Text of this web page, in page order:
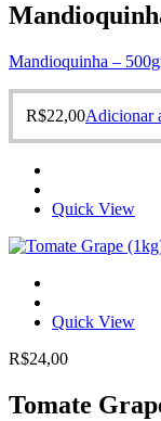
Mandioquinha –
R$22,00Adicionar
Quick View
Quick View
R$24,00
Tomate